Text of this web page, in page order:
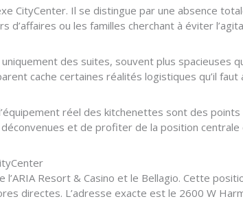
CityCenter. Il se distingue par une absence
d’affaires ou les familles cherchant à éviter
des suites, souvent plus spacieuses
cache certaines réalités logistiques qu’il faut
réel des kitchenettes sont des
et de profiter de la position centrale
l’ARIA Resort & Casino et le Bellagio. Cette
directes. L’adresse exacte est le 2600 W